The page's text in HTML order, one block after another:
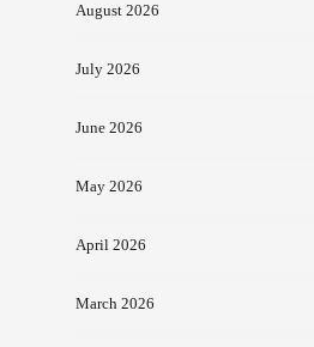
August 2026
July 2026
June 2026
May 2026
April 2026
March 2026